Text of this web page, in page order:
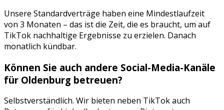
Unsere Standardverträge haben eine Mindestlaufzeit
von 3 Monaten – das ist die Zeit, die es braucht, um auf
TikTok nachhaltige Ergebnisse zu erzielen. Danach
monatlich kündbar.
Können Sie auch andere Social-Media-Kanäle
für Oldenburg betreuen?
Selbstverständlich. Wir bieten neben TikTokauch